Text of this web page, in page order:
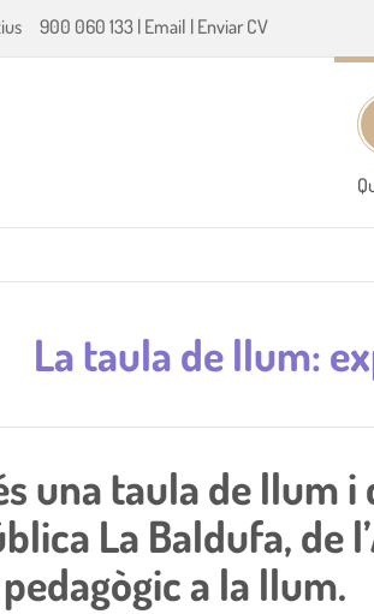
900 060 133 | Email | Enviar CV
La taula de llum:
una taula de llum
La Baldufa, de
a la llum.